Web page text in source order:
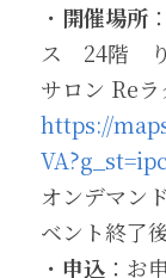
・ 開催場所
ス　24階　
サロン Re
https://
VA?g_st=ipc
オンデマン
ベント終了
・ 申込 ：お